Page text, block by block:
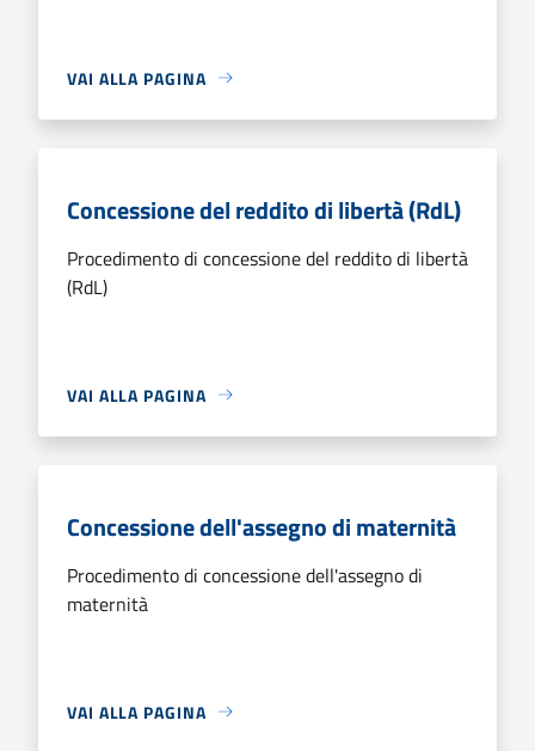
VAI ALLA PAGINA
Concessione del reddito di libertà (RdL)
Procedimento di concessione del reddito di libertà
(RdL)
VAI ALLA PAGINA
Concessione dell'assegno di maternità
Procedimento di concessione dell'assegno di
maternità
VAI ALLA PAGINA